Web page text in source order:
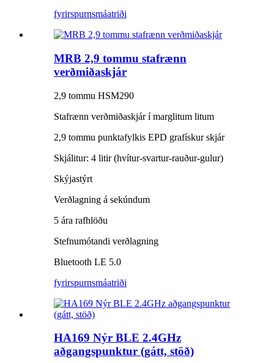
fyrirspurnsmáatriði
MRB 2,9 tommu stafrænn
verðmiðaskjár
2,9 tommu HSM290
Stafrænn verðmiðaskjár í marglitum litum
2,9 tommu punktafylkis EPD grafískur skjár
Skjálitur: 4 litir (hvítur-svartur-rauður-gulur)
Skýjastýrt
Verðlagning á sekúndum
5 ára rafhlöðu
Stefnumótandi verðlagning
Bluetooth LE 5.0
fyrirspurnsmáatriði
HA169 Nýr BLE 2.4GHz
aðgangspunktur (gátt, stöð)